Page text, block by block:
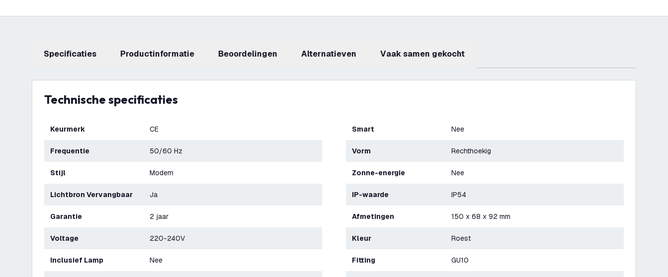
Specificaties productinformatie beoordelingen Alternatieven Vaak samen gekocht
Technische specificaties
Keurmerk CE
Frequentie 50/60 Hz
Stijl Modern
Lichtbron Vervangbaar Ja
Garantie 2 jaar
Voltage 220-240V
Inclusief Lamp Nee
Smart Nee
Vorm Rechthoekig
Zonne-energie Nee
IP-waarde IP54
Afmetingen 150 x 68 x 92 mm
Kleur Roest
Fitting GU10